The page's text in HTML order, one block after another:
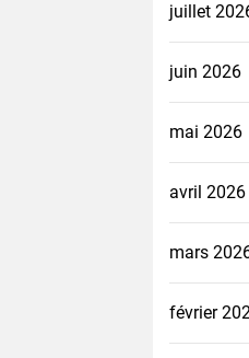
juillet
juin 2026
mai 2026
avril 2026
mars
février